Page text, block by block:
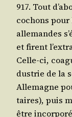
917. Tout
cochons pour
alle­mandes
et firent
Celle-ci,
dus­trie de la
Alle­magne
taires), puis
être